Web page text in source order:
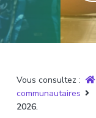
t
i
o
p
r
i
a
g
e
T
r
u
y
è
Vous consultez :
communautaires
2026.